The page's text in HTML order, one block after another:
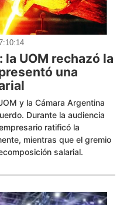
UOM rechazó la
una
y la Cámara Argentina
Durante la audiencia
ratificó la
mientras que el gremio
salarial.